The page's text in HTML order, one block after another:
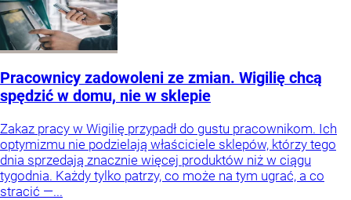
Pracownicy zadowoleni ze zmian. Wigilię chcą
spędzić w domu, nie w sklepie
Zakaz pracy w Wigilię przypadł do gustu pracownikom. Ich
optymizmu nie podzielają właściciele sklepów, którzy tego
dnia sprzedają znacznie więcej produktów niż w ciągu
tygodnia. Każdy tylko patrzy, co może na tym ugrać, a co
stracić —...